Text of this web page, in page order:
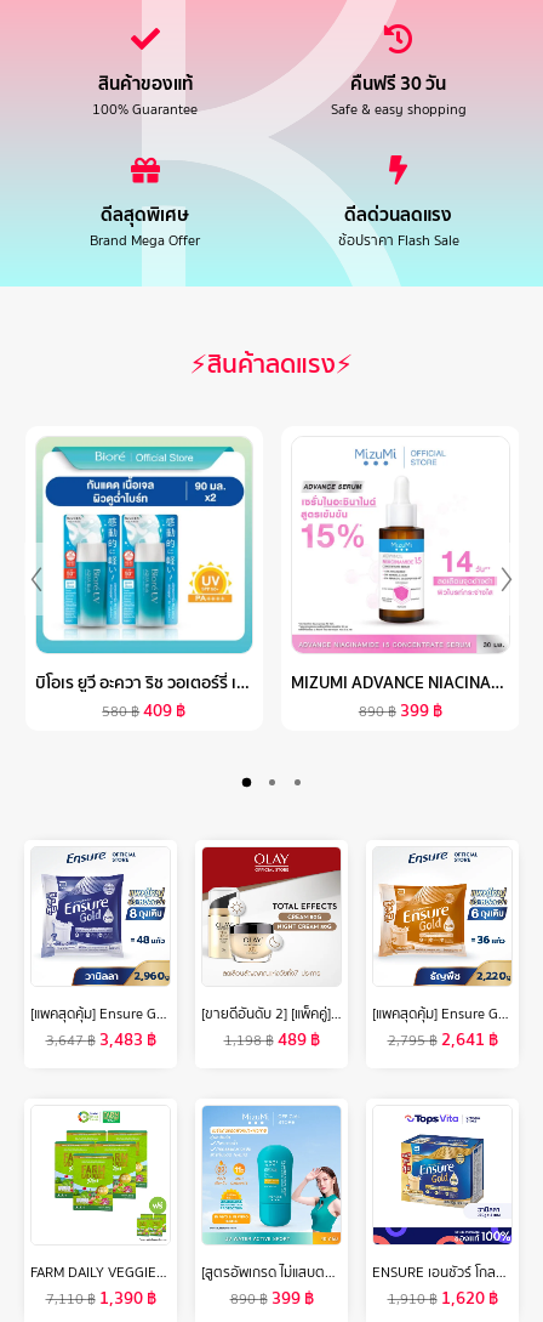
สินค้าของแท้
100% Guarantee
คืนฟรี 30 วัน
Safe & easy shopping
ดีลสุดพิเศษ
Brand Mega Offer
ดีลด่วนลดแรง
ช้อปราคา Flash Sale
⚡สินค้าลดแรง⚡
บิโอเร ยูวี อะควา ริช วอเตอร์รี่ เจล 90มล X 2 BIORE UV AQUA RICH WATERY GEL SPF50+ PA++++ 90ML X 2
580฿409฿
MIZUMI ADVANCE NIACINAMIDE 15 CONCENTRATE SERUM 30 ML เซรั่มไนอะซินาไมด์ สูตรเข้มข้น 15% ลดเลือนจุดด่างดำ ความหมองคล้ำ รอยแดง รอยดำที่ฝังลึก
890฿ 399฿
[แพคสุดคุ้ม] Ensure Gold เอนชัวร์ โกลด์ กลิ่นวานิลลา แบบถุงเติม 2,960g Ensure Gold Vanilla Sachet 2,960g
3,647฿ 3,483 ฿
[ขายดีอันดับ 2] [แพ็คคู่] โอเลย์ โททัล เอฟเฟ็คส์ 7 อิน 1 เดย์ครีม 50 กรัม. + ไนท์ครีม 50 กรัม. ไนอะซินาไมด์ ลดเลือนริ้วรอย สกินแคร์ Olay Total Effects 7in1 Day Cream SPF 15 50G + Night Cream 50G
1,198฿489฿
[แพคสุดคุ้ม] Ensure Gold เอนชัวร์ โกลด์ กลิ่นธัญพืช แบบถุงเติม 2,220g Ensure Gold Wheat Sachet 2,220g
2,795฿2,641 ฿
FARM DAILY VEGGIEฟาร์ม เดลี่ เวจจี้ พลัส ผลิตภัณฑ์เสริมอาหารผงผักผลไม้รวม 29 ชนิด ไฟเบอร์สูง (5 แถม 4) #128934
7,110฿ 1,390฿
[สูตรอัพเกรด ไม่แสบตา เนื้อบางเบา] MizuMi UV Water Active Sport 40g กันแดดรุ่นสปอร์ต กันน้ำ คุมมัน กันเหงื่อ
890฿ 399฿
ENSURE เอนชัวร์ โกลด์ อาหารสูตรครบถ้วน กลิ่นวานิลลา 1480 กรัม
1,910฿ 1,620฿